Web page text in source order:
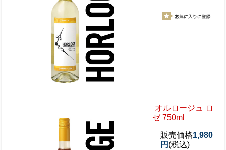
オルロージュ ロ
ゼ 750ml
販売価格1,980
円 (税込)